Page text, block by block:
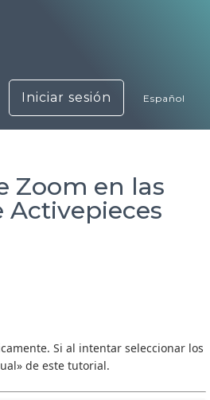
Iniciar sesión Español
Zoom en las
Activepieces
Si al intentar seleccionar los
de este tutorial.